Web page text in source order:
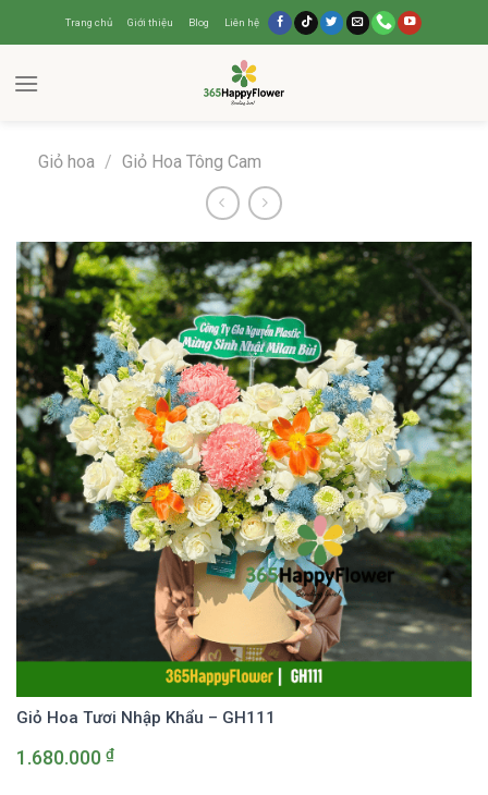
Trang chủ Giới thiệu Blog Liên hệ
Giỏ hoa / Giỏ Hoa Tông Cam
Giỏ Hoa Tươi Nhập Khẩu – GH111
1.680.000 ₫